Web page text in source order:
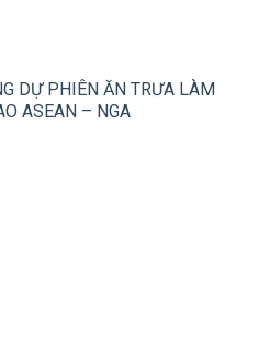
DỰ PHIÊN ĂN TRƯA LÀM
ASEAN – NGA